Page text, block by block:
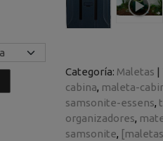
Categoría: Maletas |
cabina maleta-
samsonite-essens
organizadores
samsonite